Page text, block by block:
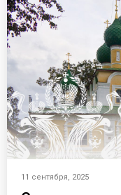
11 сентября, 2025